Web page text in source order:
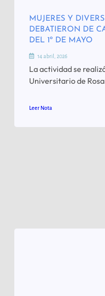
MUJERES Y
DEBATIERON DE
DEL 1º DE MAYO
14 abril, 2026
La actividad se
Universitario de
Leer Nota